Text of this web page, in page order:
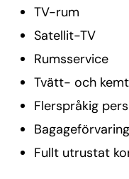
TV-rum
Satellit-TV
Rumsservice
Tvätt- och
Flerspråkig
Bagageförvaring
Fullt utrustat